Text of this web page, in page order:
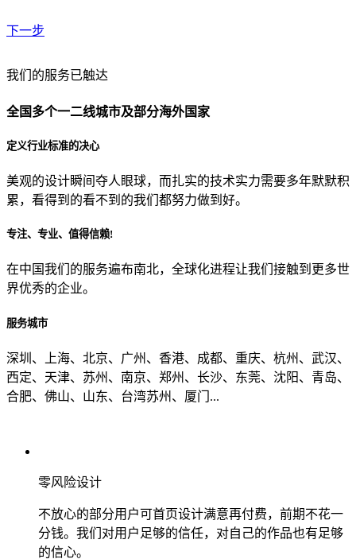
下一步
贵公司预算范围是？
贵公司的团队规模是？
目前主要的营销渠道是？
我们的服务已触达
全国多个一二线城市及部分海外国家
定义行业标准的决心
美观的设计瞬间夺人眼球，而扎实的技术实力需要多年默默积
累，看得到的看不到的我们都努力做到好。
专注、专业、值得信赖!
在中国我们的服务遍布南北，全球化进程让我们接触到更多世
界优秀的企业。
服务城市
深圳、上海、北京、广州、香港、成都、重庆、杭州、武汉、
西定、天津、苏州、南京、郑州、长沙、东莞、沈阳、青岛、
合肥、佛山、山东、台湾苏州、厦门...
零风险设计
不放心的部分用户可首页设计满意再付费，前期不花一
分钱。我们对用户足够的信任，对自己的作品也有足够
的信心。